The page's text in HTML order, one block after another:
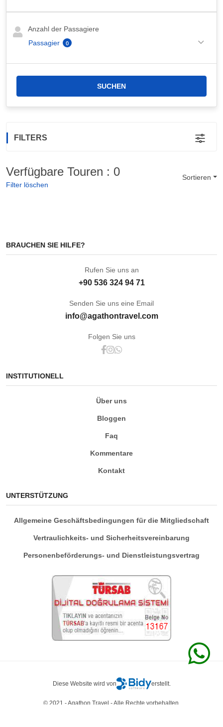
Anzahl der Passagiere
Passagier
0
SUCHEN
FILTERS
Verfügbare Touren : 0
Filter löschen
Sortieren
BRAUCHEN SIE HILFE?
Rufen Sie uns an
+90 536 324 94 71
Senden Sie uns eine Email
info@agathontravel.com
Folgen Sie uns
INSTITUTIONELL
Über uns
Bloggen
Faq
Kommentare
Kontakt
UNTERSTÜTZUNG
Allgemeine Geschäftsbedingungen für die Mitgliedschaft
Vertraulichkeits- und Sicherheitsvereinbarung
Personenbeförderungs- und Dienstleistungsvertrag
© 2021 - Agathon Travel - Alle Rechte vorbehalten.
Diese Website wird von erstellt.